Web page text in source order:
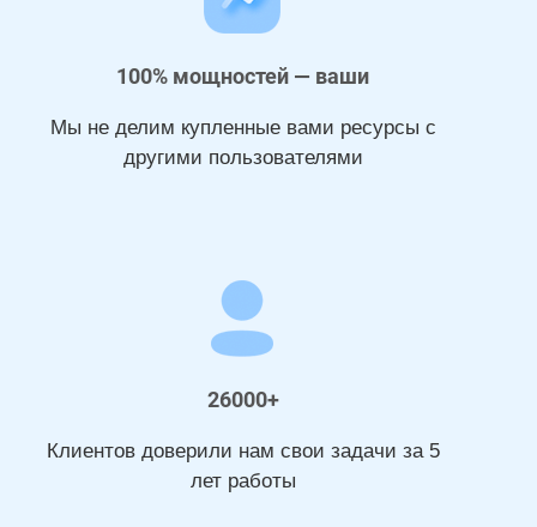
100% мощностей — ваши
Мы не делим купленные вами ресурсы с
другими пользователями
26000+
Клиентов доверили нам свои задачи за 5
лет работы